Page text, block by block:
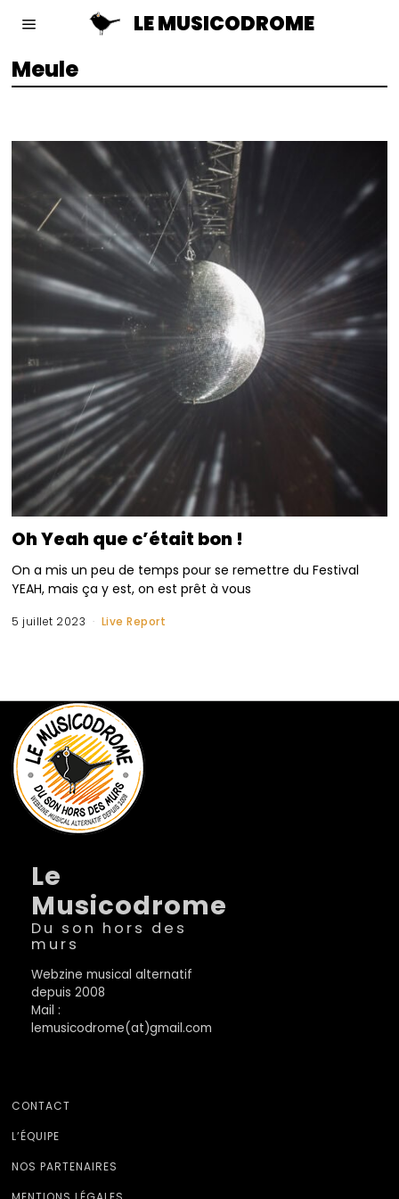
LE MUSICODROME
Meule
Oh Yeah que c’était bon !
On a mis un peu de temps pour se remettre du Festival
YEAH, mais ça y est, on est prêt à vous
5 juillet 2023 Live Report
Le
Musicodrome
Du son hors des
murs
Webzine musical alternatif
depuis 2008
Mail :
lemusicodrome(at)gmail.com
CONTACT
L’ÉQUIPE
NOS PARTENAIRES